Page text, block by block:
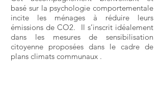
basé sur la psychologie comportementale
incite les ménages à réduire leurs
émissions de CO2. Il s’inscrit idéalement
dans les mesures de sensibilisation
citoyenne proposées dans le cadre de
plans climats communaux .